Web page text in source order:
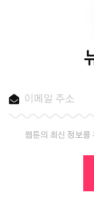
웹툰의 최신 정보를